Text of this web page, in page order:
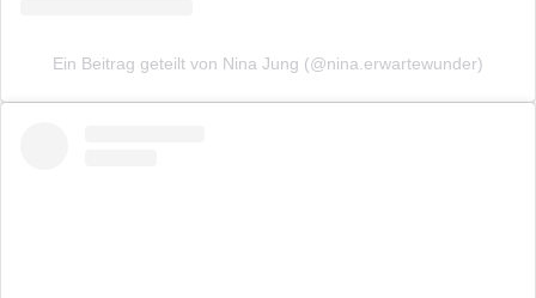
Ein Beitrag geteilt von Nina Jung (@nina.erwartewunder)